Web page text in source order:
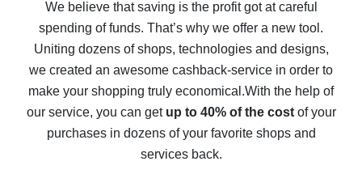
10% cash back on AliExpress - the impossible is
possible
The best cash back on AliExpress - how to find it
The best cash back service for AliExpress - let's
compare offers
We believe that saving is the profit got at careful
spending of funds. That’s why we offer a new tool.
Uniting dozens of shops, technologies and designs,
we created an awesome cashback-service in order to
make your shopping truly economical.With the help of
our service, you can get up to 40% of the costof your
purchases in dozens of your favorite shops and
services back.